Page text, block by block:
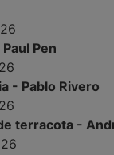
Pen
- Pablo Rivero
terracota -